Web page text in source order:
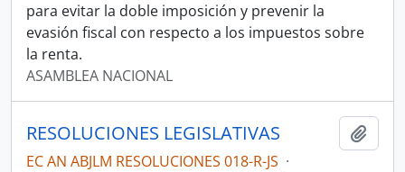
para evitar la doble imposición y prevenir la
evasión fiscal con respecto a los impuestos sobre
la renta.
ASAMBLEA NACIONAL
RESOLUCIONES LEGISLATIVAS
EC AN ABJLM RESOLUCIONES 018-R-JS ·